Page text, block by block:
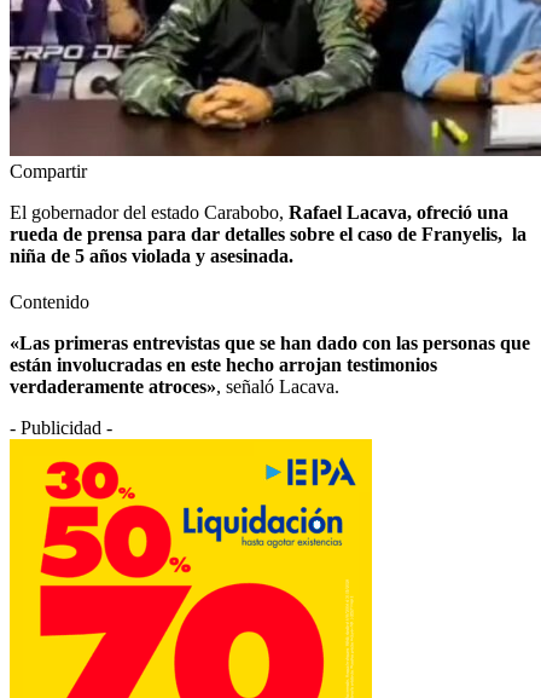
Compartir
El gobernador del estado Carabobo, Rafael Lacava, ofreció una
rueda de prensa para dar detalles sobre el caso de Franyelis, la
niña de 5 años violada y asesinada.
Contenido
«Las primeras entrevistas que se han dado con las personas que
están involucradas en este hecho arrojan testimonios
verdaderamente atroces», señaló Lacava.
- Publicidad -